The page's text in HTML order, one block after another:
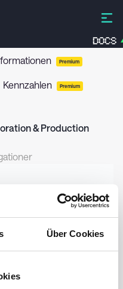
Über Cookies
DOCS
Premium
Kennzahlen Premium
& Production